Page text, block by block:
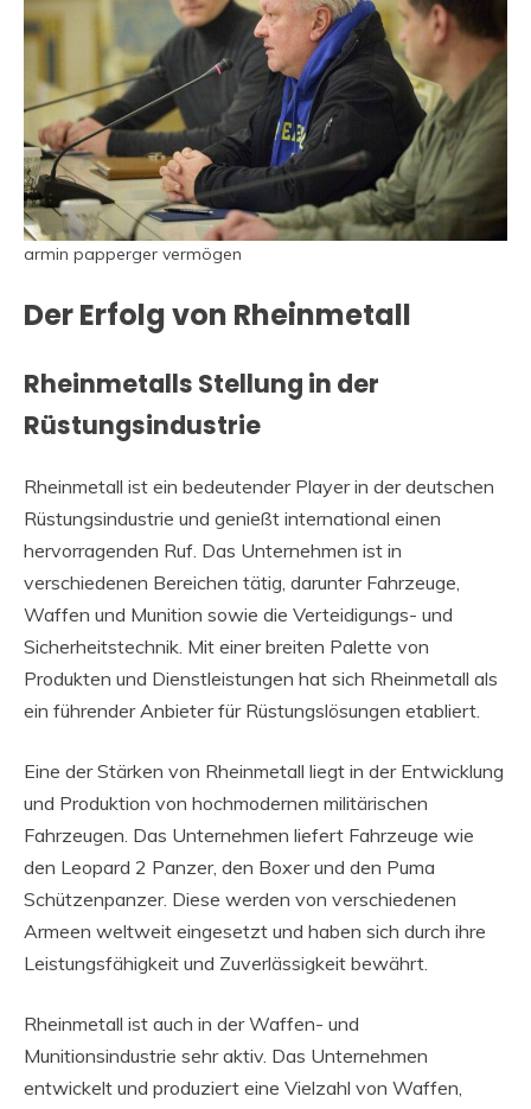
armin papperger vermögen
Der Erfolg von Rheinmetall
Rheinmetalls Stellung in der
Rüstungsindustrie
Rheinmetall ist ein bedeutender Player in der deutschen
Rüstungsindustrie und genießt international einen
hervorragenden Ruf. Das Unternehmen ist in
verschiedenen Bereichen tätig, darunter Fahrzeuge,
Waffen und Munition sowie die Verteidigungs- und
Sicherheitstechnik. Mit einer breiten Palette von
Produkten und Dienstleistungen hat sich Rheinmetall als
ein führender Anbieter für Rüstungslösungen etabliert.
Eine der Stärken von Rheinmetall liegt in der Entwicklung
und Produktion von hochmodernen militärischen
Fahrzeugen. Das Unternehmen liefert Fahrzeuge wie
den Leopard 2 Panzer, den Boxer und den Puma
Schützenpanzer. Diese werden von verschiedenen
Armeen weltweit eingesetzt und haben sich durch ihre
Leistungsfähigkeit und Zuverlässigkeit bewährt.
Rheinmetall ist auch in der Waffen- und
Munitionsindustrie sehr aktiv. Das Unternehmen
entwickelt und produziert eine Vielzahl von Waffen,